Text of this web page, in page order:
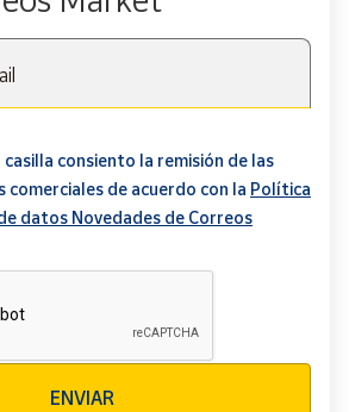
consiento la remisión de las
comerciales de acuerdo con la Política
datos Novedades de Correos
ENVIAR